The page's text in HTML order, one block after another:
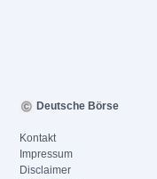
Deutsche Börse
Kontakt
Impressum
Disclaimer